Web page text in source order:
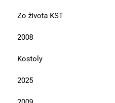
Zo života KST
2008
Kostoly
2025